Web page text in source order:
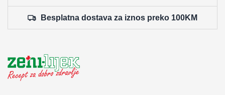
Besplatna dostava za iznos preko 100KM